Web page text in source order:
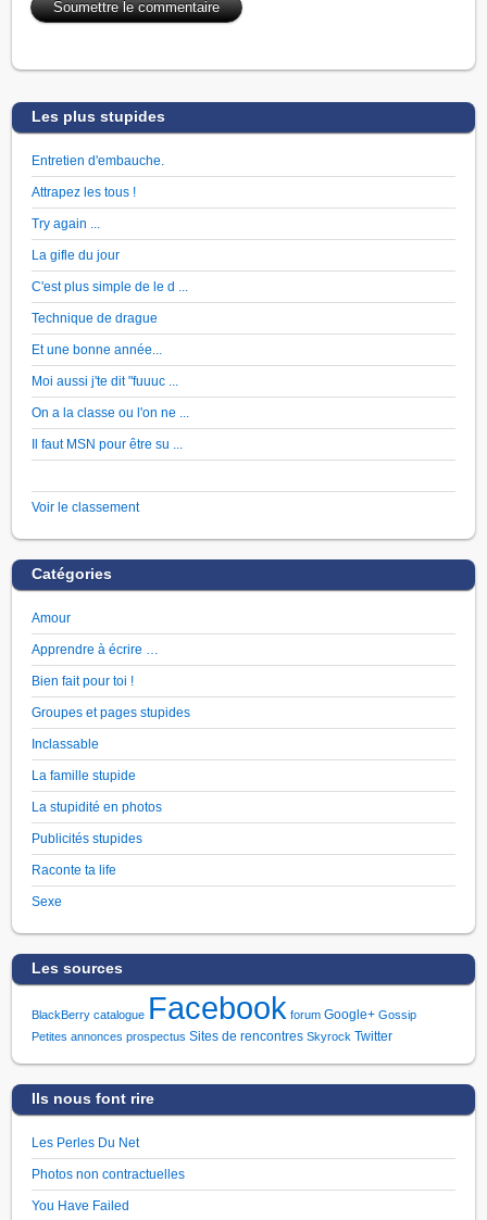
Les plus stupides
Entretien d'embauche.
Attrapez les tous !
Try again ...
La gifle du jour
C'est plus simple de le d ...
Technique de drague
Et une bonne année...
Moi aussi j'te dit "fuuuc ...
On a la classe ou l'on ne ...
Il faut MSN pour être su ...
Voir le classement
Catégories
Amour
Apprendre à écrire …
Bien fait pour toi !
Groupes et pages stupides
Inclassable
La famille stupide
La stupidité en photos
Publicités stupides
Raconte ta life
Sexe
Les sources
BlackBerry catalogue Facebook forum Google+ Gossip
Petites annonces prospectus Sites de rencontres Skyrock Twitter
Ils nous font rire
Les Perles Du Net
Photos non contractuelles
You Have Failed